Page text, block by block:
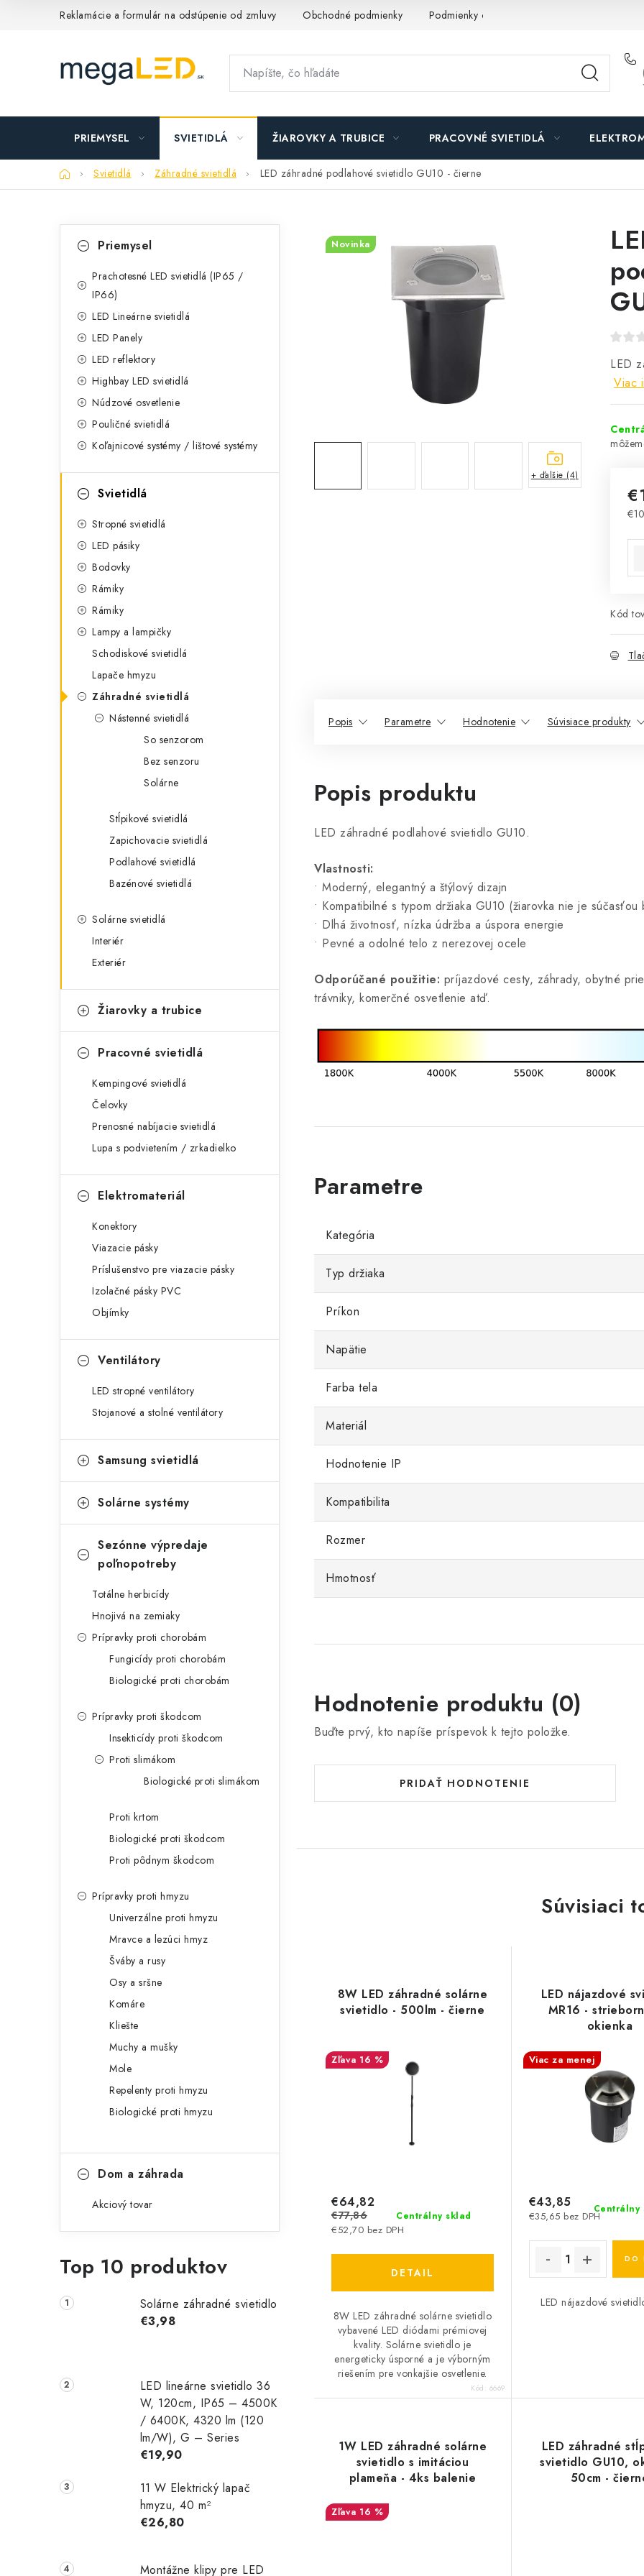
Reklamácie a formulár na odstúpenie od zmluvy Obchodné podmienky Podmienky ochrany osobných údajov
PRIEMYSEL SVIETIDLÁ ŽIAROVKY A TRUBICE PRACOVNÉ SVIETIDLÁ
DomovSvietidlá Záhradné svietidlá LED záhradné podlahové svietidlo GU10 - čierne
l
kategóriePriemysel
Prachotesné LED svietidlá (IP65 /
IP66)
LED Lineárne svietidlá
LED Panely
LED reflektory
Highbay LED svietidlá
Núdzové osvetlenie
Pouličné svietidlá
Koľajnicové systémy / lištové systémy
Svietidlá
Stropné svietidlá
LED pásiky
Bodovky
Rámiky
Rámiky
Lampy a lampičky
Schodiskové svietidlá
Lapače hmyzu
Záhradné svietidlá
Nástenné svietidlá
So senzorom
Bez senzoru
Solárne
Stĺpikové svietidlá
Zapichovacie svietidlá
Podlahové svietidlá
Bazénové svietidlá
Solárne svietidlá
Interiér
Exteriér
Žiarovky a trubice
Pracovné svietidlá
Kempingové svietidlá
Čelovky
Prenosné nabíjacie svietidlá
Lupa s podvietením / zrkadielko
Elektromateriál
Konektory
Viazacie pásky
Príslušenstvo pre viazacie pásky
Izolačné pásky PVC
Objímky
Ventilátory
LED stropné ventilátory
Stojanové a stolné ventilátory
Samsung svietidlá
Solárne systémy
Sezónne výpredaje
poľnopotreby
Totálne herbicídy
Hnojivá na zemiaky
Prípravky proti chorobám
Fungicídy proti chorobám
Biologické proti chorobám
Prípravky proti škodcom
Insekticídy proti škodcom
Proti slimákom
Biologické proti slimákom
Proti krtom
Biologické proti škodcom
Proti pôdnym škodcom
Prípravky proti hmyzu
Univerzálne proti hmyzu
Mravce a lezúci hmyz
Šváby a rusy
Osy a sršne
Komáre
Kliešte
Muchy a mušky
Mole
Repelenty proti hmyzu
Biologické proti hmyzu
Dom a záhrada
Akciový tovar
Top 10 produktov
Solárne záhradné svietidlo
€3,98
LED lineárne svietidlo 36
W, 120cm, IP65 – 4500K
/ 6400K, 4320 lm (120
lm/W), G – Series
€19,90
11 W Elektrický lapač
hmyzu, 40 m²
€26,80
Montážne klipy pre LED
LED
Viac
Kód
Novinka
+ ďalšie (4)
Popis Parametre Hodnotenie Súvisiace produkty
Popis produktu
LED záhradné podlahové svietidlo GU10.
Vlastnosti:
• Moderný, elegantný a štýlový dizajn
• Kompatibilné s typom držiaka GU10 (žiarovka nie je súčasťou
• Dlhá životnosť, nízka údržba a úspora energie
• Pevné a odolné telo z nerezovej ocele
Odporúčané použitie: príjazdové cesty, záhrady, obytné
trávniky, komerčné osvetlenie atď.
Kategória
Typ držiaka
Príkon
Napätie
Farba tela
Materiál
Hodnotenie IP
Kompatibilita
Rozmer
Hmotnosť
Hodnotenie produktu (0)
Buďte prvý, kto napíše príspevok k tejto položke.
PRIDAŤ HODNOTENIE
Súvisiaci
8W LED záhradné solárne
svietidlo - 500lm - čierne
16 %
Centrálny sklad
€52,70 bez DPH
€64,82
€77,86
DETAIL
8W LED záhradné solárne svietidlo
vybavené LED diódami prémiovej
kvality. Solárne svietidlo je
energeticky úsporné a je výborným
riešením pre vonkajšie osvetlenie.
Kód: 6669
LED nájazdové
MR16 -
okienka
Viac za menej
Centrálny
€35,65 bez DPH
€43,85
DO
LED nájazdové
1W LED záhradné solárne
svietidlo s imitáciou
plameňa - 4ks balenie
16 %
LED záhradné
svietidlo GU10,
50cm -